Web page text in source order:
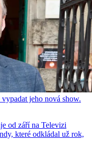
jeho nová show.
od září na Televizi
které odkládal už rok,